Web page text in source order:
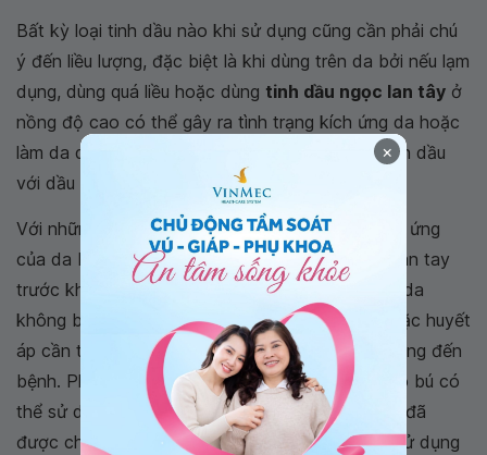
Bất kỳ loại tinh dầu nào khi sử dụng cũng cần phải chú
ý đến liều lượng, đặc biệt là khi dùng trên da bởi nếu lạm
dụng, dùng quá liều hoặc dùng tinh dầu ngọc lan tây ở
nồng độ cao có thể gây ra tình trạng kích ứng da hoặc
làm da dễ bị mẫn cảm. Vì vậy, nên pha loãng tinh dầu
với dầu nền trước khi sử dụng.
Với những người có cơ địa dị ứng, hãy thử phản ứng
của da bằng cách thoa một ít tinh dầu lên mu bàn tay
trước khi thoa lên một vùng da lớn để đảm bảo da
không bị kích ứng. Một số người bị bệnh tim hoặc huyết
áp cần thận trọng khi sử dụng vì có thể ảnh hưởng đến
bệnh. Phụ nữ đang mang thai hoặc nuôi con cho bú có
thể sử dụng
tinh dầu ngọc lan tây
vì sản phẩm đã
được chứng minh là an toàn, tuy nhiên chỉ nên sử dụng
×